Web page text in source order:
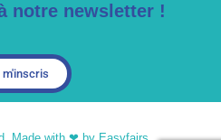
notre newsletter !
m'inscris